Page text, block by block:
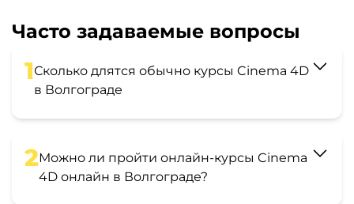
Часто задаваемые вопросы
1Сколько длятся обычно курсы Cinema 4D
в Волгограде
2Можно ли пройти онлайн-курсы Cinema
4D онлайн в Волгограде?